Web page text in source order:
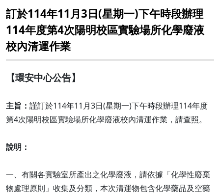
訂於114年11月3日(星期一)下午時段辦理
114年度第4次陽明校區實驗場所化學廢液
校內清運作業
【環安中心公告】
主旨： 謹訂於114年11月3日(星期一)下午時段辦理114年度
第4次陽明校區實驗場所化學廢液校內清運作業，請查照。
說明：
一、有關各實驗室所產出之化學廢液，請依據「化學性廢棄
物處理原則」收集及分類，本次清運物包含化學藥品及空藥